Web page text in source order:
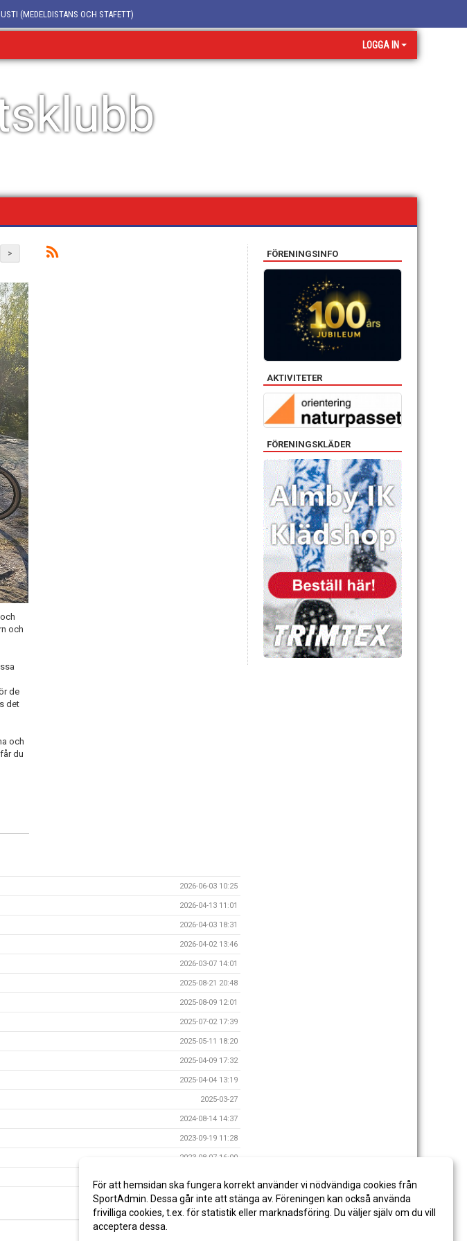
(MEDELDISTANS OCH STAFETT)
LOGGA IN
>
och
de
det
och
du
2026-06-03 10:25
2026-04-13 11:01
2026-04-03 18:31
2026-04-02 13:46
2026-03-07 14:01
2025-08-21 20:48
2025-08-09 12:01
2025-07-02 17:39
2025-05-11 18:20
2025-04-09 17:32
2025-04-04 13:19
2025-03-27
2024-08-14 14:37
2023-09-19 11:28
2023-08-07 16:00
2023-03-29 17:37
FÖRENINGSINFO
AKTIVITETER
FÖRENINGSKLÄDER
För att hemsidan ska fungera korrekt använder vi nödvändiga cookies från
SportAdmin. Dessa går inte att stänga av. Föreningen kan också använda
frivilliga cookies, t.ex. för statistik eller marknadsföring. Du väljer själv om du vill
acceptera dessa.